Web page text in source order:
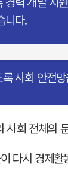
니다.
사회 안전
사회 전체의
다시 경제